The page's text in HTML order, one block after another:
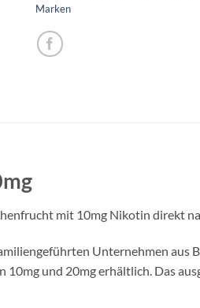
Marken
mit 10mg Nikotin direkt
Unternehmen
und 20mg erhältlich. Das